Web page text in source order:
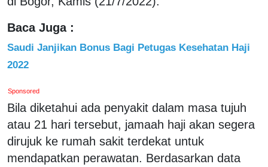
Baca Juga :
Saudi Janjikan Bonus Bagi Petugas Kesehatan Haji
2022
Sponsored
Bila diketahui ada penyakit dalam masa tujuh
atau 21 hari tersebut, jamaah haji akan segera
dirujuk ke rumah sakit terdekat untuk
mendapatkan perawatan. Berdasarkan data